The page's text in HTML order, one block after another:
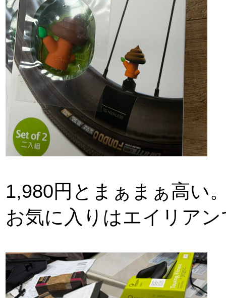
1,980円とまぁまぁ高い
お気に入りはエイリア